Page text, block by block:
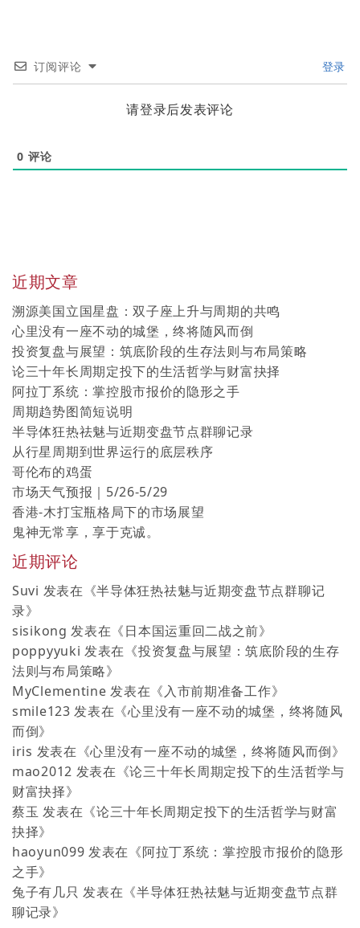
订阅评论 登录
请登录后发表评论
0 评论
近期文章
溯源美国立国星盘：双子座上升与周期的共鸣
心里没有一座不动的城堡，终将随风而倒
投资复盘与展望：筑底阶段的生存法则与布局策略
论三十年长周期定投下的生活哲学与财富抉择
阿拉丁系统：掌控股市报价的隐形之手
周期趋势图简短说明
半导体狂热祛魅与近期变盘节点群聊记录
从行星周期到世界运行的底层秩序
哥伦布的鸡蛋
市场天气预报｜5/26-5/29
香港-木打宝瓶格局下的市场展望
鬼神无常享，享于克诚。
近期评论
Suvi 发表在《半导体狂热祛魅与近期变盘节点群聊记
录》
sisikong 发表在《日本国运重回二战之前》
poppyyuki 发表在《投资复盘与展望：筑底阶段的生存
法则与布局策略》
MyClementine 发表在《入市前期准备工作》
smile123 发表在《心里没有一座不动的城堡，终将随风
而倒》
iris 发表在《心里没有一座不动的城堡，终将随风而倒》
mao2012 发表在《论三十年长周期定投下的生活哲学与
财富抉择》
蔡玉 发表在《论三十年长周期定投下的生活哲学与财富
抉择》
haoyun099 发表在《阿拉丁系统：掌控股市报价的隐形
之手》
兔子有几只 发表在《半导体狂热祛魅与近期变盘节点群
聊记录》